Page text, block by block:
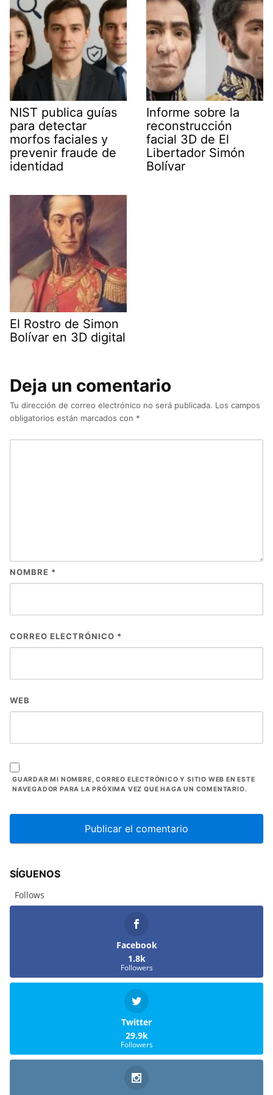
NIST publica guías
para detectar
morfos faciales y
prevenir fraude de
identidad
Informe sobre la
reconstrucción
facial 3D de El
Libertador Simón
Bolívar
El Rostro de Simon
Bolívar en 3D digital
Deja un comentario
Tu dirección de correo electrónico no será publicada. Los campos
obligatorios están marcados con *
NOMBRE *
CORREO ELECTRÓNICO *
WEB
GUARDAR MI NOMBRE, CORREO ELECTRÓNICO Y SITIO WEB EN ESTE
NAVEGADOR PARA LA PRÓXIMA VEZ QUE HAGA UN COMENTARIO.
SÍGUENOS
Follows
Facebook
1.8k
Followers
Twitter
29.9k
Followers